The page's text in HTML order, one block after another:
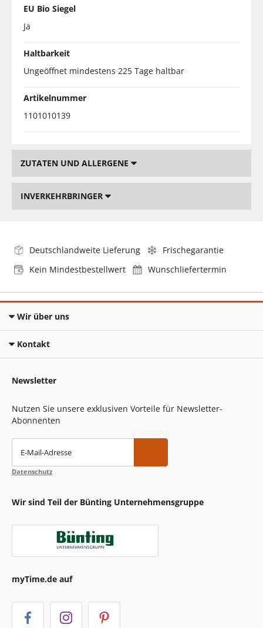
EU Bio Siegel
Ja
Haltbarkeit
Ungeöffnet mindestens 225 Tage haltbar
Artikelnummer
1101010139
ZUTATEN UND ALLERGENE
INVERKEHRBRINGER
Deutschlandweite Lieferung
Frischegarantie
Kein Mindestbestellwert
Wunschliefertermin
Wir über uns
Kontakt
Newsletter
Nutzen Sie unsere exklusiven Vorteile für Newsletter-
Abonnenten
E-Mail-Adresse
Datenschutz
Wir sind Teil der Bünting Unternehmensgruppe
myTime.de auf